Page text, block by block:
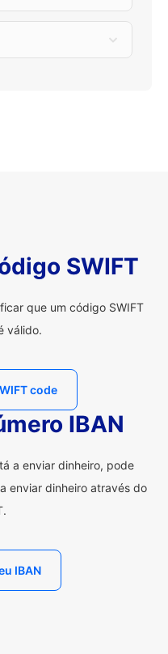
SWIFT
que um código SWIFT
válido.
code
IBAN
a enviar dinheiro, pode
enviar dinheiro através do
IBAN